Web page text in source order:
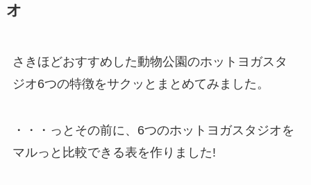
オ
さきほどおすすめした動物公園のホットヨガスタ
ジオ6つの特徴をサクッとまとめてみました。
・・・っとその前に、6つのホットヨガスタジオを
マルっと比較できる表を作りました!